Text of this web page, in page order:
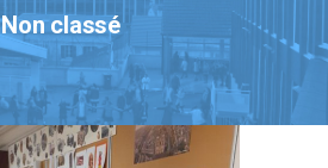
Non classé